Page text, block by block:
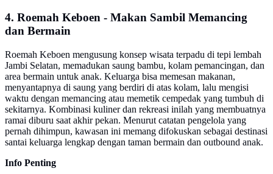
4. Roemah Keboen - Makan Sambil Memancing
dan Bermain
Roemah Keboen mengusung konsep wisata terpadu di tepi lembah
Jambi Selatan, memadukan saung bambu, kolam pemancingan, dan
area bermain untuk anak. Keluarga bisa memesan makanan,
menyantapnya di saung yang berdiri di atas kolam, lalu mengisi
waktu dengan memancing atau memetik cempedak yang tumbuh di
sekitarnya. Kombinasi kuliner dan rekreasi inilah yang membuatnya
ramai diburu saat akhir pekan. Menurut catatan pengelola yang
pernah dihimpun, kawasan ini memang difokuskan sebagai destinasi
santai keluarga lengkap dengan taman bermain dan outbound anak.
Info Penting